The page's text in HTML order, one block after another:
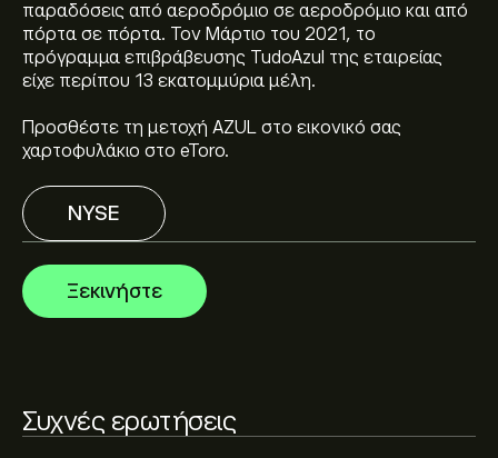
παραδόσεις από αεροδρόμιο σε αεροδρόμιο και από
πόρτα σε πόρτα. Τον Μάρτιο του 2021, το
πρόγραμμα επιβράβευσης TudoAzul της εταιρείας
είχε περίπου 13 εκατομμύρια μέλη.
Προσθέστε τη μετοχή AZUL στο εικονικό σας
χαρτοφυλάκιο στο eToro.
NYSE
Ξεκινήστε
Συχνές ερωτήσεις
Η τρέχουσα τιμή του AZUL είναι 8.51‎$‎.
Οι αναλυτές προσφέρουν προβλέψεις για το Azul SA-
SPDN ADR με βάση τις τάσεις της αγοράς, τις
ανάπτυξη. Δείτε την πιο πρόσφατη πρόβλεψη για τις
μελλοντικές διακυμάνσεις της τιμής.
Η κεφαλαιοποίηση αγοράς του Azul SA-SPDN ADR
είναι (Τα δεδομένα δεν είναι διαθέσιμα αυτή τη
στιγμή)